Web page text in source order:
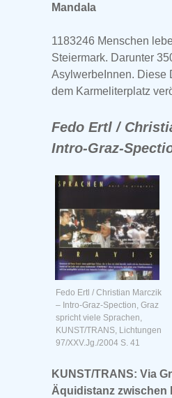
Mandala
1183246 Menschen
Steiermark. Darunter
AsylwerbeInnen. Diese
dem Karmeliterplatz
Fedo Ertl /
Intro-Graz-
Fedo Ertl / Christian Marczik
– Intro-Graz-Spection, Graz
spricht viele Sprachen,
KUNST/TRANS, Lichtungen
97/XXV.Jg./2004 S. 41
KUNST/TRANS: Via
Äquidistanz zwischen